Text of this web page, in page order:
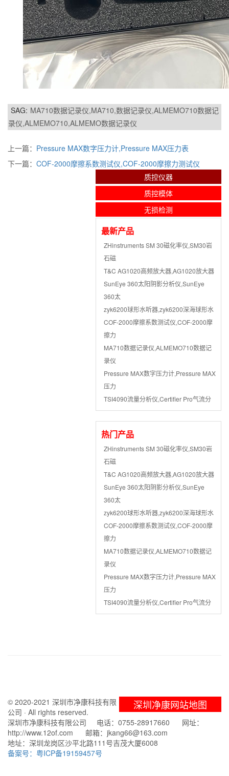
SAG: MA710数据记录仪,MA710,数据记录仪,ALMEMO710数据记
录仪,ALMEMO710,ALMEMO数据记录仪
上一篇： Pressure MAX数字压力计,Pressure MAX压力表
下一篇： COF-2000摩擦系数测试仪,COF-2000摩擦力测试仪
质控仪器
质控模体
无损检测
最新产品
ZHinstruments SM 30磁化率仪,SM30岩
石磁
T&C AG1020高频放大器,AG1020放大器
SunEye 360太阳阴影分析仪,SunEye
360太
zyk6200球形水听器,zyk6200深海球形水
COF-2000摩擦系数测试仪,COF-2000摩
擦力
MA710数据记录仪,ALMEMO710数据记
录仪
Pressure MAX数字压力计,Pressure MAX
压力
TSI4090流量分析仪,Certifier Pro气流分
热门产品
ZHinstruments SM 30磁化率仪,SM30岩
石磁
T&C AG1020高频放大器,AG1020放大器
SunEye 360太阳阴影分析仪,SunEye
360太
zyk6200球形水听器,zyk6200深海球形水
COF-2000摩擦系数测试仪,COF-2000摩
擦力
MA710数据记录仪,ALMEMO710数据记
录仪
Pressure MAX数字压力计,Pressure MAX
压力
TSI4090流量分析仪,Certifier Pro气流分
深圳净康网站地图
© 2020-2021 深圳市净康科技有限
公司 · All rights reserved.
深圳市净康科技有限公司 电话：0755-28917660 网址：
http://www.12of.com 邮箱：jkang66@163.com
地址：深圳龙岗区沙平北路111号吉茂大厦6008
备案号：粤ICP备19159457号